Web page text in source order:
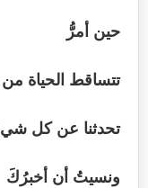
حين أمرُّ
تتساقط الحياة
تحدثنا عن كل
ونسيتُ أن أخبرُكَ